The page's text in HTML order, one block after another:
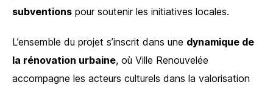
subventions pour soutenir les initiatives locales.
L’ensemble du projet s’inscrit dans une dynamique de
la rénovation urbaine, où Ville Renouvelée
accompagne les acteurs culturels dans la valorisation